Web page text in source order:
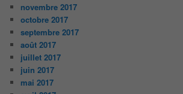
novembre 2017
octobre 2017
septembre 2017
août 2017
juillet 2017
juin 2017
mai 2017